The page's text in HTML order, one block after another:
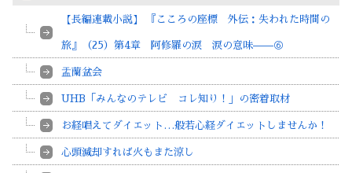
【長編連載小説】 『こころの座標 外伝：失われた時間の
旅』（25）第4章 阿修羅の涙 涙の意味——⑥
盂蘭盆会
UHB「みんなのテレビ コレ知り！」の密着取材
お経唱えてダイエット…般若心経ダイエットしませんか！
心頭滅却すれば火もまた涼し